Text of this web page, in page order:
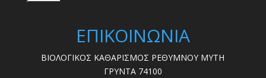
ΕΠΙΚΟΙΝΩΝΙΑ
ΒΙΟΛΟΓΙΚΟΣ ΚΑΘΑΡΙΣΜΟΣ ΡΕΘΥΜΝΟΥ ΜΥΤΗ
ΓΡΥΝΤΑ 74100